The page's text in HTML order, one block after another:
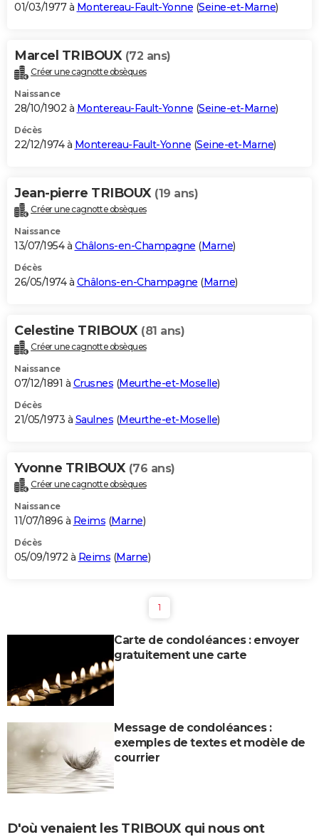
01/03/1977 à Montereau-Fault-Yonne (Seine-et-Marne)
Marcel TRIBOUX (72 ans)
Créer une cagnotte obsèques
Naissance
28/10/1902 à Montereau-Fault-Yonne (Seine-et-Marne)
Décès
22/12/1974 à Montereau-Fault-Yonne (Seine-et-Marne)
Jean-pierre TRIBOUX (19 ans)
Créer une cagnotte obsèques
Naissance
13/07/1954 à Châlons-en-Champagne (Marne)
Décès
26/05/1974 à Châlons-en-Champagne (Marne)
Celestine TRIBOUX (81 ans)
Créer une cagnotte obsèques
Naissance
07/12/1891 à Crusnes (Meurthe-et-Moselle)
Décès
21/05/1973 à Saulnes (Meurthe-et-Moselle)
Yvonne TRIBOUX (76 ans)
Créer une cagnotte obsèques
Naissance
11/07/1896 à Reims (Marne)
Décès
05/09/1972 à Reims (Marne)
1
Carte de condoléances : envoyer
gratuitement une carte
Message de condoléances :
exemples de textes et modèle de
courrier
D'où venaient les TRIBOUX qui nous ont